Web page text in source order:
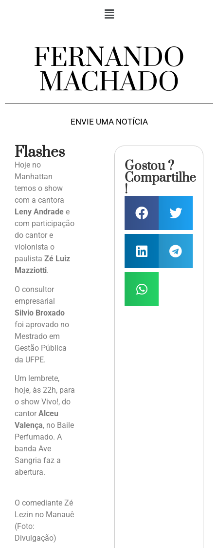
FERNANDO
MACHADO
ENVIE UMA NOTÍCIA
Flashes
Hoje no
Manhattan
temos o show
com a cantora
Leny Andrade e
com participação
do cantor e
violonista o
paulista Zé Luiz
Mazziotti.
O consultor
empresarial
Silvio Broxado
foi aprovado no
Mestrado em
Gestão Pública
da UFPE.
Um lembrete,
hoje, às 22h, para
o show Vivo!, do
cantor Alceu
Valença, no Baile
Perfumado. A
banda Ave
Sangria faz a
abertura.
O comediante Zé
Lezin no Manauê
(Foto:
Divulgação)
Gostou ?
Compartilhe
!